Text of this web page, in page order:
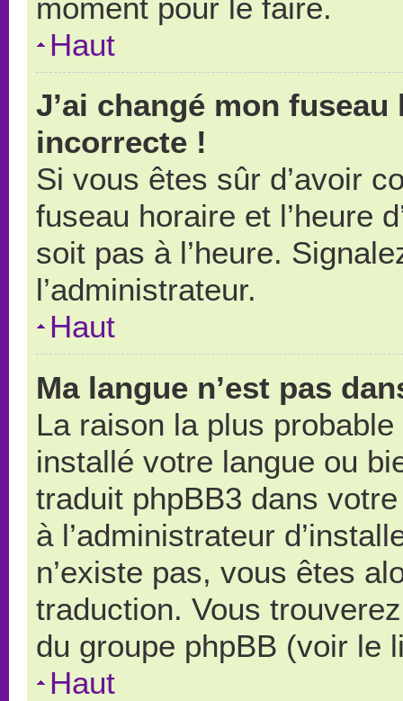
moment pour le faire.
Haut
J’ai changé mon
incorrecte !
Si vous êtes sûr d’avoir
fuseau horaire et l’heure
soit pas à l’heure.
l’administrateur.
Haut
Ma langue n’est pas
La raison la plus probable
installé votre langue ou
traduit phpBB3 dans
à l’administrateur
n’existe pas, vous êtes
traduction. Vous
du groupe phpBB (voir le
Haut